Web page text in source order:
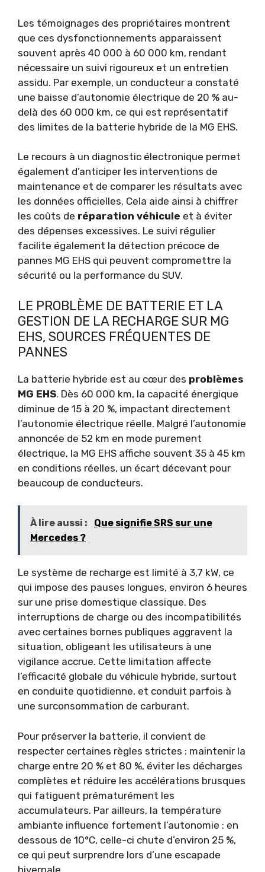
Les témoignages des propriétaires montrent
que ces dysfonctionnements apparaissent
souvent après 40 000 à 60 000 km, rendant
nécessaire un suivi rigoureux et un entretien
assidu. Par exemple, un conducteur a constaté
une baisse d’autonomie électrique de 20 % au-
delà des 60 000 km, ce qui est représentatif
des limites de la batterie hybride de la MG EHS.
Le recours à un diagnostic électronique permet
également d’anticiper les interventions de
maintenance et de comparer les résultats avec
les données officielles. Cela aide ainsi à chiffrer
les coûts de réparation véhicule et à éviter
des dépenses excessives. Le suivi régulier
facilite également la détection précoce de
pannes MG EHS qui peuvent compromettre la
sécurité ou la performance du SUV.
LE PROBLÈME DE BATTERIE ET LA
GESTION DE LA RECHARGE SUR MG
EHS, SOURCES FRÉQUENTES DE
PANNES
La batterie hybride est au cœur des problèmes
MG EHS. Dès 60 000 km, la capacité énergique
diminue de 15 à 20 %, impactant directement
l’autonomie électrique réelle. Malgré l’autonomie
annoncée de 52 km en mode purement
électrique, la MG EHS affiche souvent 35 à 45 km
en conditions réelles, un écart décevant pour
beaucoup de conducteurs.
À lire aussi :
Que signifie SRS sur une
Mercedes ?
Le système de recharge est limité à 3,7 kW, ce
qui impose des pauses longues, environ 6 heures
sur une prise domestique classique. Des
interruptions de charge ou des incompatibilités
avec certaines bornes publiques aggravent la
situation, obligeant les utilisateurs à une
vigilance accrue. Cette limitation affecte
l’efficacité globale du véhicule hybride, surtout
en conduite quotidienne, et conduit parfois à
une surconsommation de carburant.
Pour préserver la batterie, il convient de
respecter certaines règles strictes : maintenir la
charge entre 20 % et 80 %, éviter les décharges
complètes et réduire les accélérations brusques
qui fatiguent prématurément les
accumulateurs. Par ailleurs, la température
ambiante influence fortement l’autonomie : en
dessous de 10°C, celle-ci chute d’environ 25 %,
ce qui peut surprendre lors d’une escapade
hivernale.